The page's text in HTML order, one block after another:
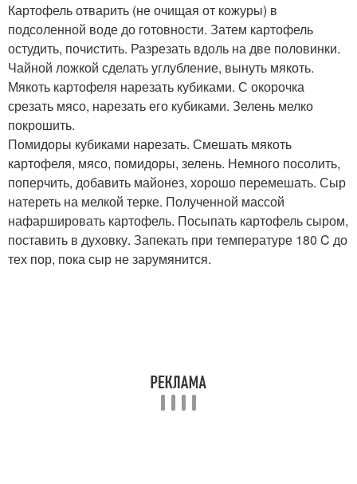
Картофель отварить (не очищая от кожуры) в
подсоленной воде до готовности. Затем картофель
остудить, почистить. Разрезать вдоль на две половинки.
Чайной ложкой сделать углубление, вынуть мякоть.
Мякоть картофеля нарезать кубиками. С окорочка
срезать мясо, нарезать его кубиками. Зелень мелко
покрошить.
Помидоры кубиками нарезать. Смешать мякоть
картофеля, мясо, помидоры, зелень. Немного посолить,
поперчить, добавить майонез, хорошо перемешать. Сыр
натереть на мелкой терке. Полученной массой
нафаршировать картофель. Посыпать картофель сыром,
поставить в духовку. Запекать при температуре 180 C до
тех пор, пока сыр не зарумянится.